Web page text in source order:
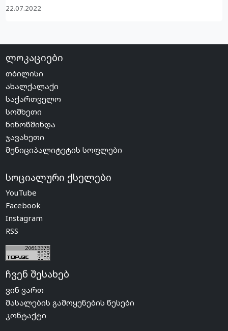
22.07.2022
ლოკაციები
თბილისი
ახალქალაქი
საქართველო
სომხეთი
ნინოწმინდა
ჯავახეთი
მუნიციპალიტეტის სოფლები
სოციალური ქსელები
YouTube
Facebook
Instagram
RSS
ჩვენ შესახებ
ვინ ვართ
მასალების გამოყენების წესები
კონტაქტი